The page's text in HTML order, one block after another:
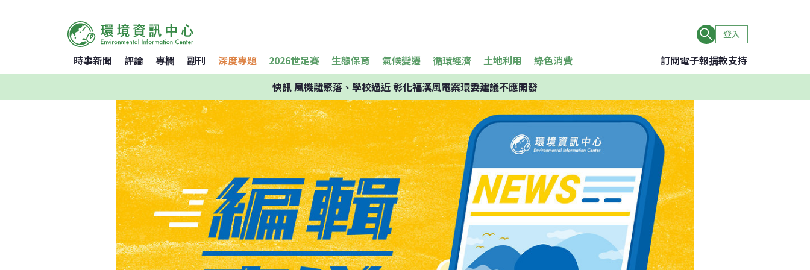
登入
時事新聞 評論 專欄 副刊 深度專題 2026世足賽 生態保育 氣候變遷 循環經濟 土地利用 綠色消費 訂閱電子報捐款支持
快訊風機離聚落、學校過近 彰化福漢風電案環委建議不應開發